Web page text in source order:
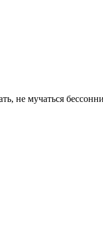
не мучаться